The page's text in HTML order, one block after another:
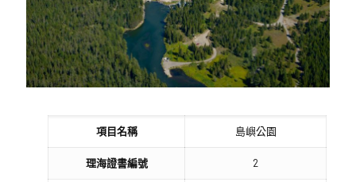
項目名稱 島嶼公園
理海證書編號 2